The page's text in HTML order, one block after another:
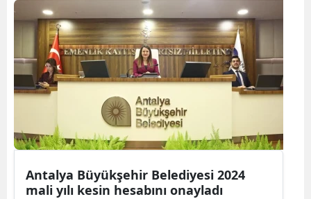
Antalya Büyükşehir Belediyesi 2024
mali yılı kesin hesabını onayladı